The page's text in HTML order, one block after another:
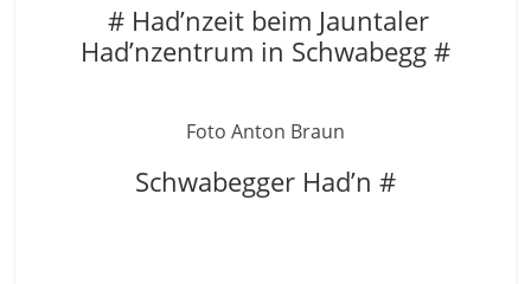
# Had’nzeit beim Jauntaler
Had’nzentrum in Schwabegg #
Foto Anton Braun
Schwabegger Had’n #